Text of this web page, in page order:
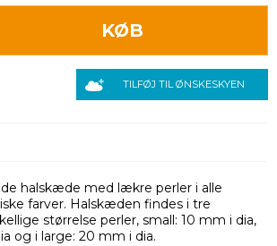
KØB
TILFØJ TIL ØNSKESKYEN
halskæde med lækre perler i alle
farver. Halskæden findes i tre
størrelse perler, small: 10 mm i dia,
og i large: 20 mm i dia.